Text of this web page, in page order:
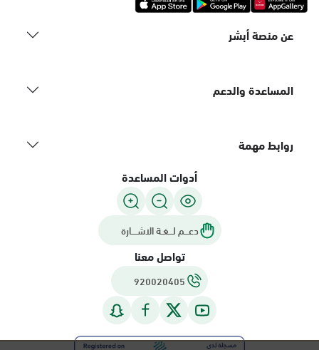
عن منصة أبشر
المساعدة والدعم
روابط مهمة
أدوات المساعدة
دعـــم لـــغـة الاشــــارة
تواصل معنا
920020405